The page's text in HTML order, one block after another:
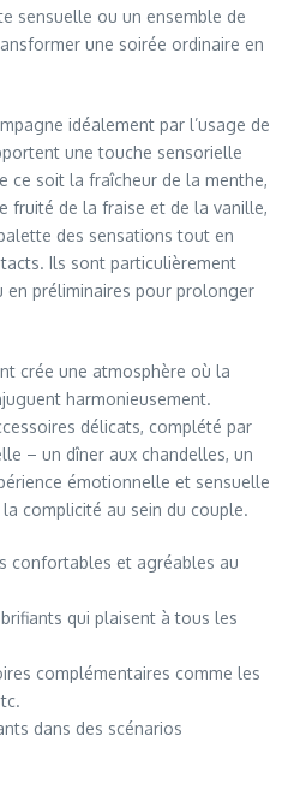
sensuelle ou un ensemble de
une soirée ordinaire en
idéalement par l’usage de
une touche sensorielle
ce soit la fraîcheur de la menthe,
fruité de la fraise et de la vanille,
des sensations tout en
Ils sont particulièrement
en préliminaires pour prolonger
crée une atmosphère où la
harmonieusement.
délicats, complété par
– un dîner aux chandelles, un
émotionnelle et sensuelle
complicité au sein du couple.
confortables et agréables au
qui plaisent à tous les
complémentaires comme les
dans des scénarios